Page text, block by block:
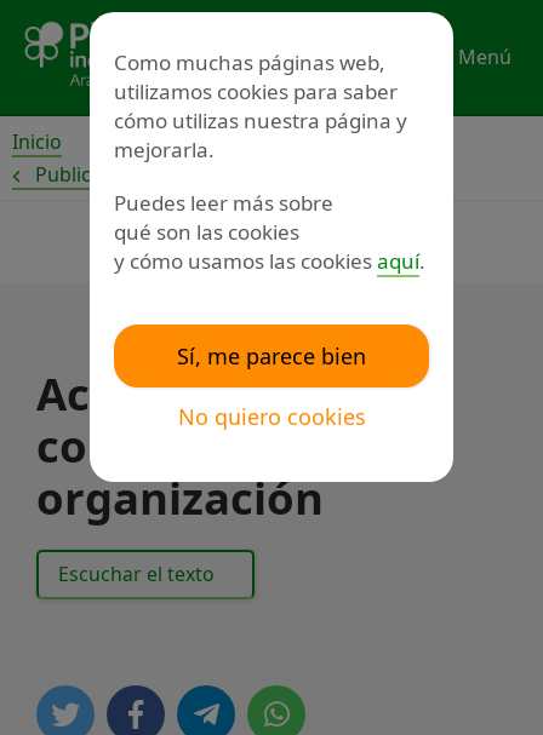
contenido
Menú
Inicio
Publicaciones
Acuerdo de
colaboración con
organización
Escuchar el texto
Como muchas páginas web,
utilizamos cookies para saber
cómo utilizas nuestra página y
mejorarla.
Puedes leer más sobre
qué son las cookies
y cómo usamos las cookiesaquí.
Sí, me parece bien
No quiero cookies